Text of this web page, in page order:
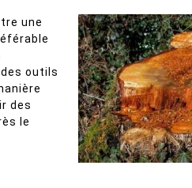
une
outils
des
le